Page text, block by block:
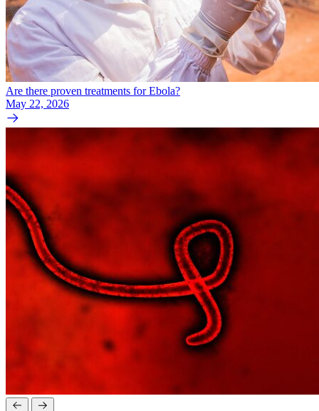
Are there proven treatments for Ebola?
May 22, 2026